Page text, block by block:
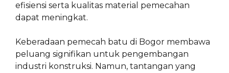
efisiensi serta kualitas material pemecahan
dapat meningkat.
Keberadaan pemecah batu di Bogor membawa
peluang signifikan untuk pengembangan
industri konstruksi. Namun, tantangan yang